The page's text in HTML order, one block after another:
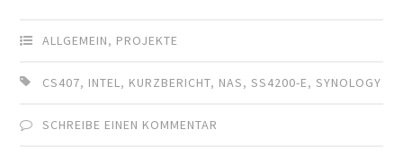
ALLGEMEIN, PROJEKTE
CS407, INTEL, KURZBERICHT, NAS,SS4200-E,SYNOLOGY
SCHREIBE EINEN KOMMENTAR